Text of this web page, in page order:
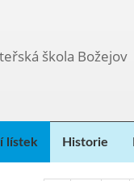
škola Božejov
lístek Historie